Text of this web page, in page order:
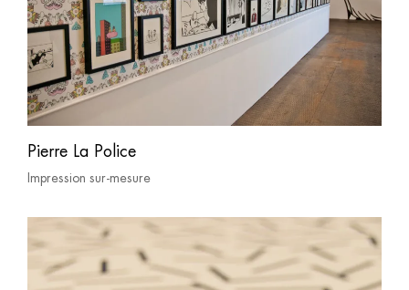
Pierre La Police
Impression sur-mesure